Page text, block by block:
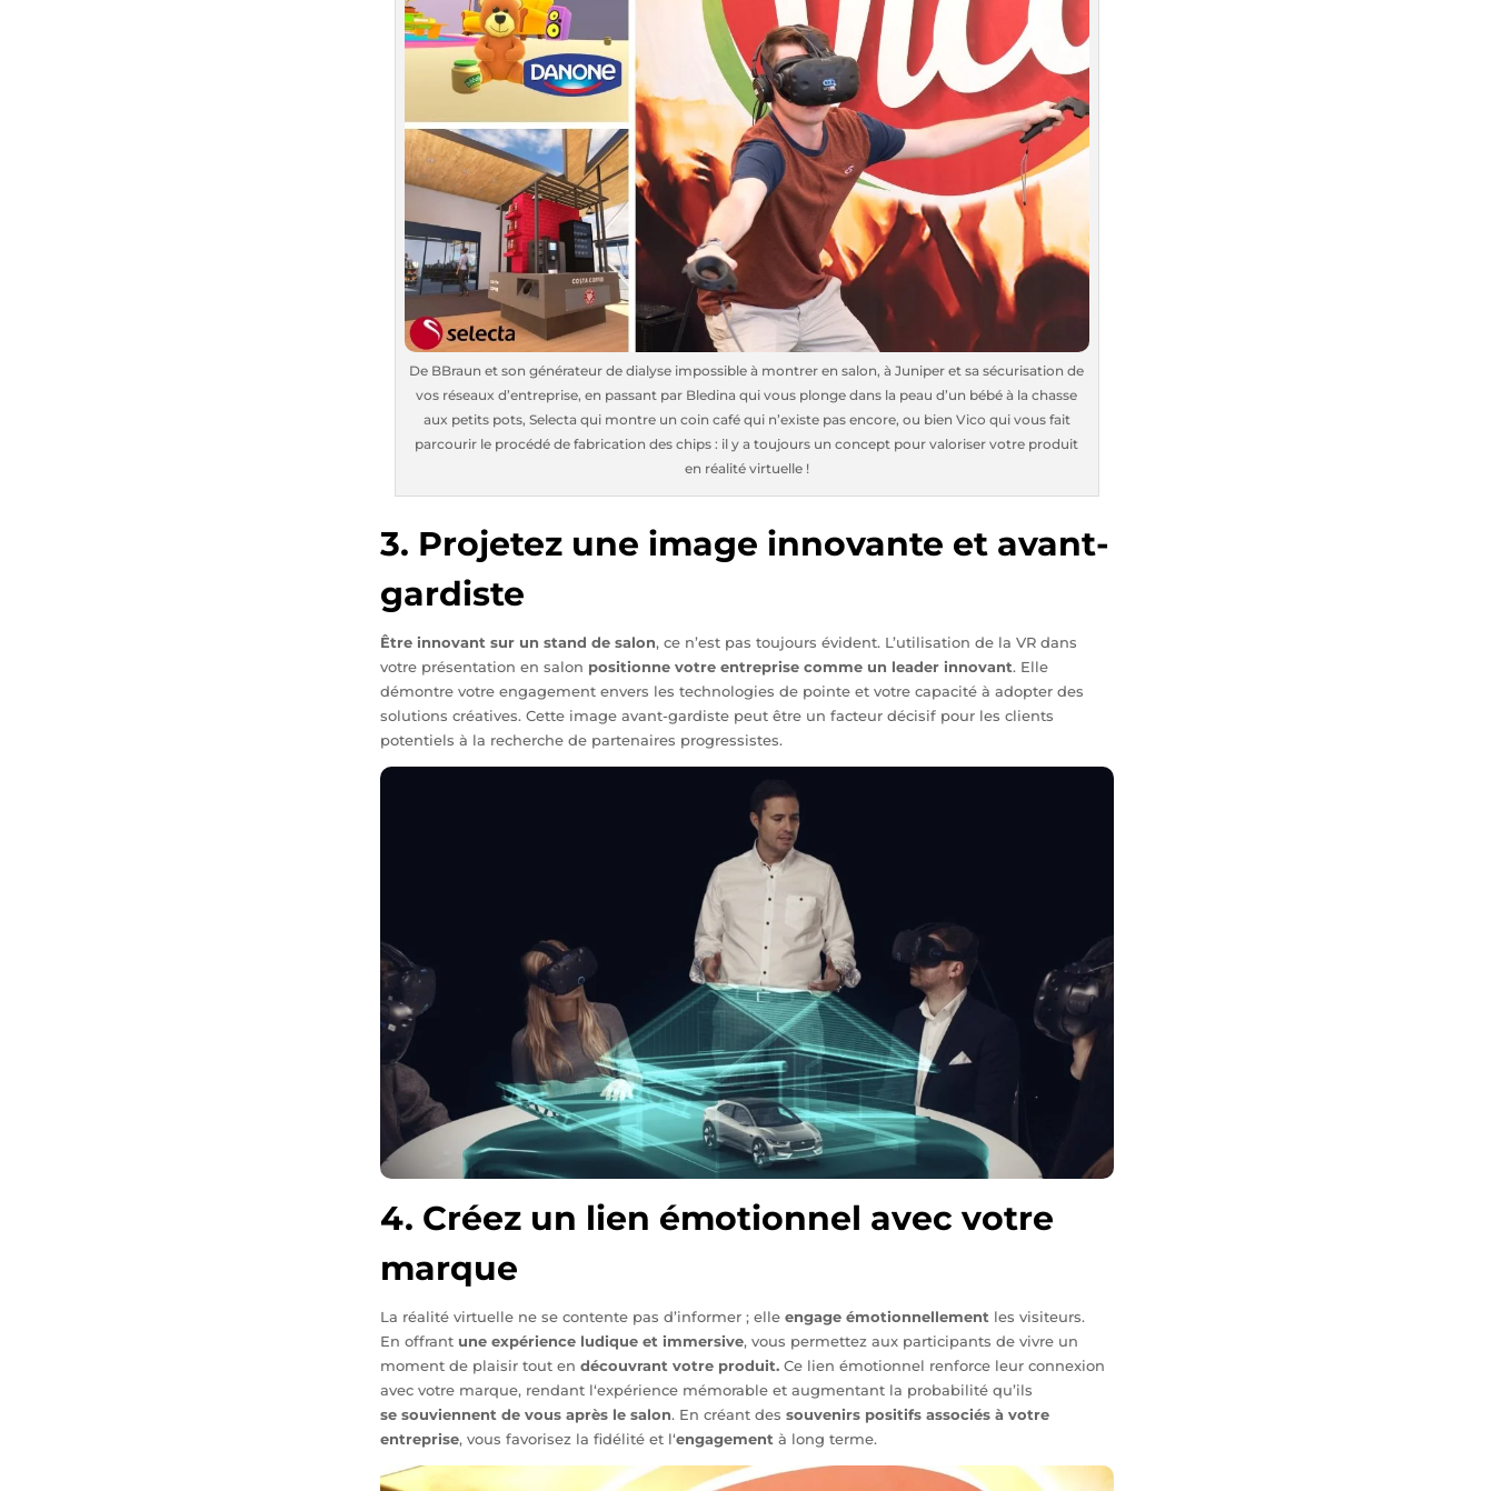
De BBraun et son générateur de dialyse impossible à montrer en salon, à Juniper et sa sécurisation de
vos réseaux d’entreprise, en passant par Bledina qui vous plonge dans la peau d’un bébé à la chasse
aux petits pots, Selecta qui montre un coin café qui n’existe pas encore, ou bien Vico qui vous fait
parcourir le procédé de fabrication des chips : il y a toujours un concept pour valoriser votre produit
en réalité virtuelle !
3. Projetez une image innovante et avant-
gardiste
Être innovant sur un stand de salon, ce n’est pas toujours évident. L’utilisation de la VR dans
votre présentation en salon positionne votre entreprise comme un leader innovant. Elle
démontre votre engagement envers les technologies de pointe et votre capacité à adopter des
solutions créatives. Cette image avant-gardiste peut être un facteur décisif pour les clients
potentiels à la recherche de partenaires progressistes.
4. Créez un lien émotionnel avec votre
marque
La réalité virtuelle ne se contente pas d’informer ; elleengage émotionnellement les visiteurs.
En offrant une expérience ludique et immersive, vous permettez aux participants de vivre un
moment de plaisir tout endécouvrant votre produit. Ce lien émotionnel renforce leur connexion
avec votre marque, rendant l‘expérience mémorable et augmentant la probabilité qu’ils
se souviennent de vous après le salon. En créant dessouvenirs positifs associés à votre
entreprise, vous favorisez la fidélité et l‘engagement à long terme.